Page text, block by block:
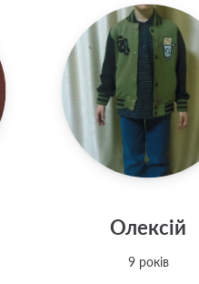
Олексій
9 років